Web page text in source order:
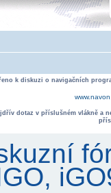
k diskuzi o navigačních
dotaz v příslušném vlákně a